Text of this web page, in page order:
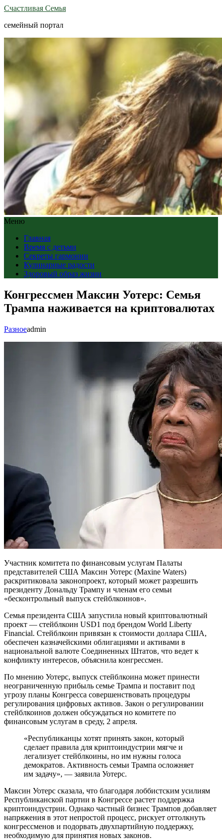
Счастливая Семья
семейный портал
Меню
Главная
Время с детьми
Секреты гармонии
Кулинарные радости
Здоровый образ жизни
Конгрессмен Максин Уотерс: Семья
Трампа наживается на криптовалютах
Разноеadmin
Участник комитета по финансовым услугам Палаты
представителей США Максин Уотерс (Maxine Waters)
раскритиковала законопроект, который может разрешить
президенту Дональду Трампу и членам его семьи
«бесконтрольный выпуск стейблкоинов».
Семья президента США запустила новый криптовалютный
проект — стейблкоин USD1 под брендом World Liberty
Financial. Стейблкоин привязан к стоимости доллара США,
обеспечен казначейскими облигациями и активами в
национальной валюте Соединенных Штатов, что ведет к
конфликту интересов, объяснила конгрессмен.
По мнению Уотерс, выпуск стейблкоина может принести
неограниченную прибыль семье Трампа и поставит под
угрозу планы Конгресса совершенствовать процедуры
регулирования цифровых активов. Закон о регулировании
стейблкоинов должен обсуждаться но комитете по
финансовым услугам в среду, 2 апреля.
«Республиканцы хотят принять закон, который
сделает правила для криптоиндустрии мягче и
легализует стейблкоины, но им нужны голоса
демократов. Активность семьи Трампа осложняет
им задачу», — заявила Уотерс.
Максин Уотерс сказала, что благодаря лоббистским усилиям
Республиканской партии в Конгрессе растет поддержка
криптоиндустрии. Однако частный бизнес Трампов добавляет
напряжения в этот непростой процесс, рискует оттолкнуть
конгрессменов и подорвать двухпартийную поддержку,
необходимую для принятия новых законов.